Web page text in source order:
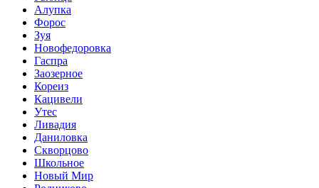
Алупка
Форос
Зуя
Новофедоровка
Гаспра
Заозерное
Кореиз
Кацивели
Утес
Ливадия
Даниловка
Скворцово
Школьное
Новый Мир